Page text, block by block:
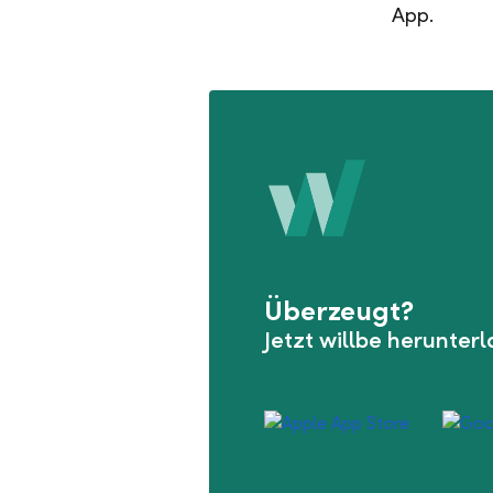
App.
Überzeugt?
Jetzt willbe